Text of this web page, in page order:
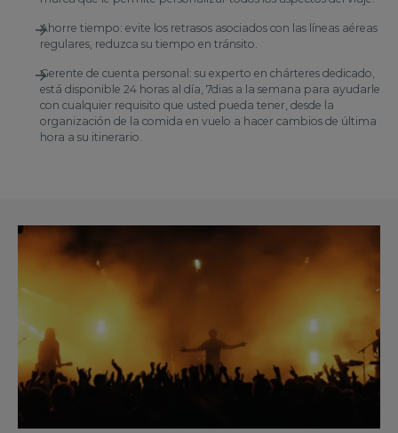
Ahorre tiempo: evite los retrasos asociados con las líneas aéreas
regulares, reduzca su tiempo en tránsito.
Gerente de cuenta personal: su experto en chárteres dedicado,
está disponible 24 horas al día, 7dias a la semana para ayudarle
con cualquier requisito que usted pueda tener, desde la
organización de la comida en vuelo a hacer cambios de última
hora a su itinerario.